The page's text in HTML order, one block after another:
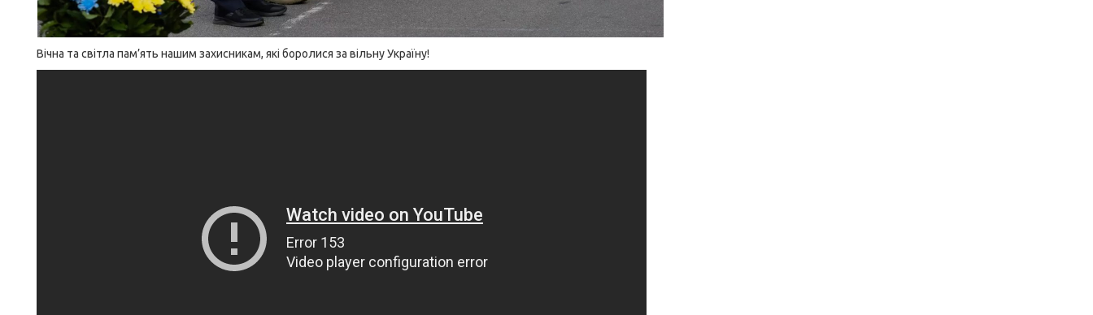
Вічна та світла пам’ять нашим захисникам, які боролися за вільну Україну!